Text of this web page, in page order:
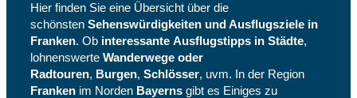
Hier finden Sie eine Übersicht über die
schönsten Sehenswürdigkeiten und Ausflugsziele in
Franken. Ob interessante Ausflugstipps in Städte,
lohnenswerte Wanderwege oder
Radtouren, Burgen, Schlösser, uvm. In der Region
Franken im Norden Bayerns gibt es Einiges zu